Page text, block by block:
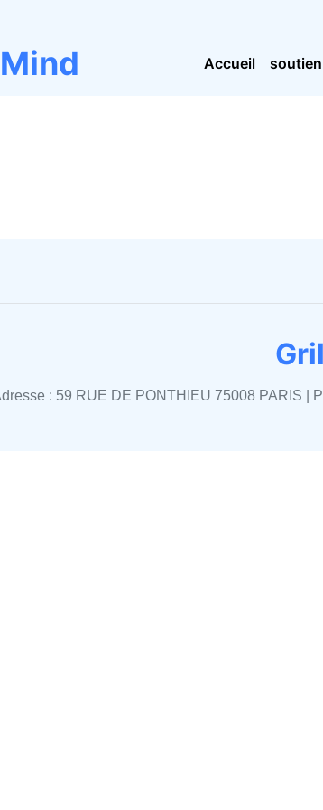
Accueil
: 59 RUE DE PONTHIEU 75008 PARIS |